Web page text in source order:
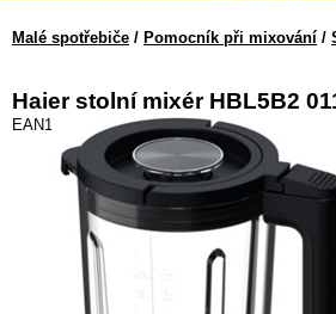
Malé spotřebiče / Pomocník při mixování /
Haier stolní mixér HBL5B2
EAN13: 8059019065861